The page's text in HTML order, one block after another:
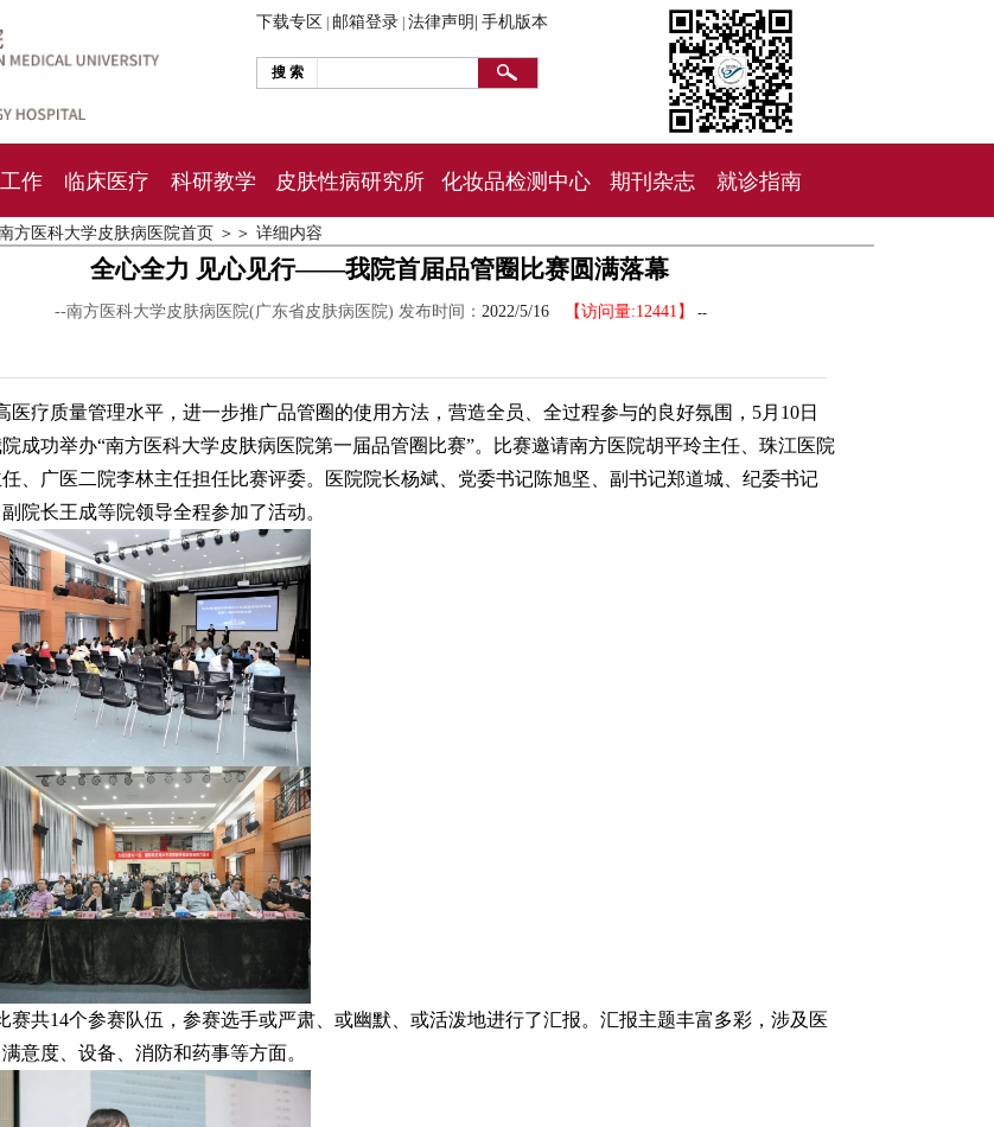
下载专区 邮箱登录 法律声明| 手机版本
搜 索
作 临床医疗 科研教学 皮肤性病研究所 化妆品检测中心 期刊杂志 就诊指南
方医科大学皮肤病医院首页 ＞＞ 详细内容
全心全力 见心见行——我院首届品管圈比赛圆满落幕
--南方医科大学皮肤病医院(广东省皮肤病医院) 发布时间：2022/5/16 【访问量:12441】 --
医疗质量管理水平，进一步推广品管圈的使用方法，营造全员、全过程参与的良好氛围，5月10日
成功举办“南方医科大学皮肤病医院第一届品管圈比赛”。比赛邀请南方医院胡平玲主任、珠江医院
、广医二院李林主任担任比赛评委。医院院长杨斌、党委书记陈旭坚、副书记郑道城、纪委书记
院长王成等院领导全程参加了活动。
赛共14个参赛队伍，参赛选手或严肃、或幽默、或活泼地进行了汇报。汇报主题丰富多彩，涉及医
意度、设备、消防和药事等方面。